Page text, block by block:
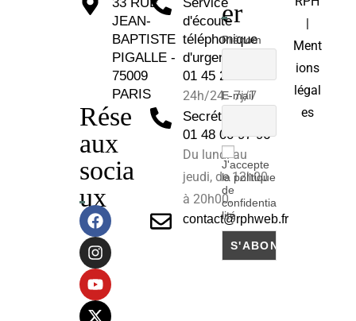
JEAN-
BAPTISTE
PIGALLE -
75009
PARIS
Rése
aux
socia
ux
d'écoute
téléphonique
d'urgence :
01 45 26 81 30
24h/24 - 7j/7
Secrétariat :
01 48 00 97 96
Du lundi au
jeudi, de 12h00
à 20h00.
contact@rphweb.fr
er
Prénom
E-mail
J'accepte
la politique
de
confidentia
lité
|
Ment
ions
légal
es